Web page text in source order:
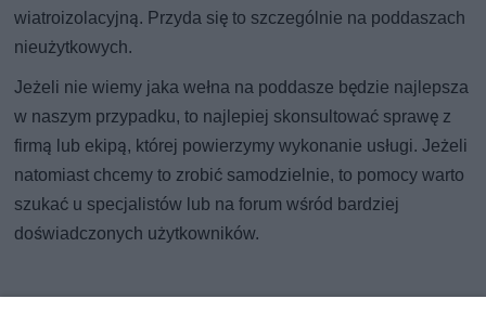
wiatroizolacyjną. Przyda się to szczególnie na poddaszach
nieużytkowych.
Jeżeli nie wiemy jaka wełna na poddasze będzie najlepsza
w naszym przypadku, to najlepiej skonsultować sprawę z
firmą lub ekipą, której powierzymy wykonanie usługi. Jeżeli
natomiast chcemy to zrobić samodzielnie, to pomocy warto
szukać u specjalistów lub na forum wśród bardziej
doświadczonych użytkowników.